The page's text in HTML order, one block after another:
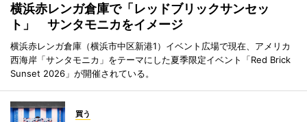
横浜赤レンガ倉庫で「レッドブリックサンセッ
ト」 サンタモニカをイメージ
横浜赤レンガ倉庫（横浜市中区新港1）イベント広場で現在、アメリカ
西海岸「サンタモニカ」をテーマにした夏季限定イベント「Red Brick
Sunset 2026」が開催されている。
買う